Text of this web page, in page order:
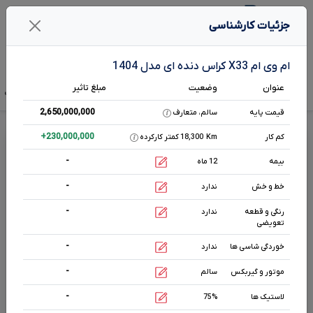
تخمین قیمت قیمت صفر تحلیل بازار هم رده‌ها‌ مشخصات
قیمت ام وی ام X33کراس دنده ای
مشخصات بیشتر
1000cc
جزئیات کارشناسی
ام وی ام X33 کراس دنده ای مدل 1404
عنوان وضعیت مبلغ تاثیر
قیمت پایه سالم، متعارف 2,650,000,000
کم کار Km 18,300 کمتر کارکرده 230,000,000
+
بیمه 12 ماه -
خط و خش ندارد -
رنگی و قطعه
تعویضی
ندارد -
خوردگی شاسی ها ندارد -
موتور و گیربکس سالم -
لاستیک ها 75%
-